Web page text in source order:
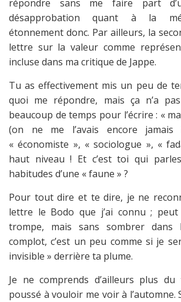
répondre sans me faire part
désapprobation quant à la
étonnement donc. Par ailleurs, la
lettre sur la valeur comme
incluse dans ma critique de Jappe.
Tu as effectivement mis un peu de
quoi me répondre, mais ça n’a
beaucoup de temps pour l’écrire : «
(on ne me l’avais encore jamais
« économiste », « sociologue », «
haut niveau ! Et c’est toi qui
habitudes d’une « faune » ?
Pour tout dire et te dire, je ne
lettre le Bodo que j’ai connu ;
trompe, mais sans sombrer dans
complot, c’est un peu comme si je
invisible » derrière ta plume.
Je ne comprends d’ailleurs plus
poussé à vouloir me voir à l’automne.